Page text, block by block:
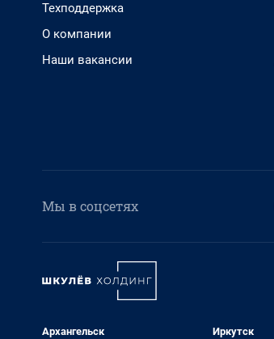
Техподдержка
О компании
Наши вакансии
Мы в соцсетях
Архангельск Иркутск